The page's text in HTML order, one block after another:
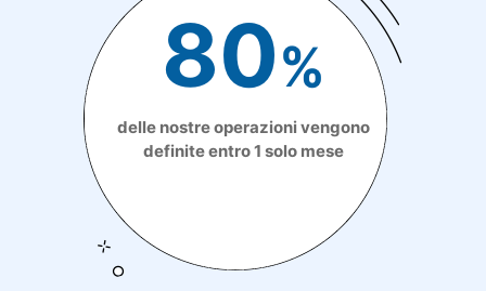
80%
delle nostre operazioni vengono
definite entro 1 solo mese